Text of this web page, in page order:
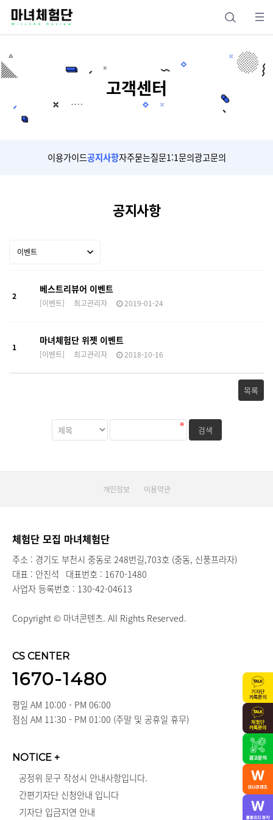
고객센터
이용가이드공지사항자주묻는질문1:1문의광고문의
공지사항
2
베스트리뷰어 이벤트
[이벤트] 최고관리자 2019-01-24
1
마녀체험단 위젯 이벤트
[이벤트] 최고관리자 2018-10-16
목록
개인정보 이용약관
체험단 모집 마녀체험단
주소 : 경기도 부천시 중동로 248번길,703호 (중동, 신풍프라자)
대표 : 안진석 대표번호 : 1670-1480
사업자 등록번호 : 130-42-04613
Copyright © 마녀콘텐츠. All Rights Reserved.
CS CENTER
1670-1480
평일 AM 10:00 - PM 06:00
점심 AM 11:30 - PM 01:00 (주말 및 공휴일 휴무)
NOTICE +
공정위 문구 작성시 안내사항입니다.
간편기자단 신청안내 입니다
기자단 입금지연 안내